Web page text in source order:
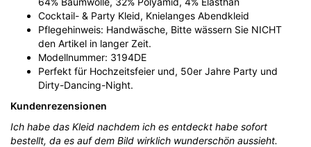
Cocktail- & Party Kleid, Knielanges Abendkleid
Pflegehinweis: Handwäsche, Bitte wässern Sie NICHT
den Artikel in langer Zeit.
Modellnummer: 3194DE
Perfekt für Hochzeitsfeier und, 50er Jahre Party und
Dirty-Dancing-Night.
Kundenrezensionen
Ich habe das Kleid nachdem ich es entdeckt habe sofort
bestellt, da es auf dem Bild wirklich wunderschön aussieht.